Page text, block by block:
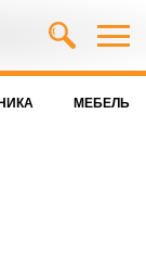
МЕБЕЛЬ